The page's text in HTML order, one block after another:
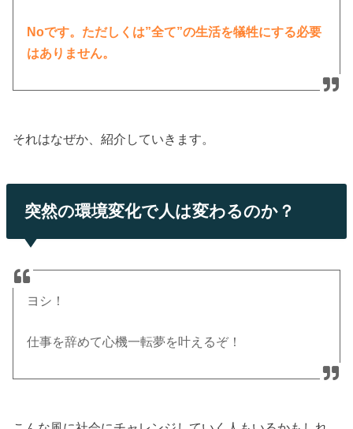
Noです。ただしくは”全て”の生活を犠牲にする必要
はありません。
それはなぜか、紹介していきます。
突然の環境変化で人は変わるのか？
ヨシ！
仕事を辞めて心機一転夢を叶えるぞ！